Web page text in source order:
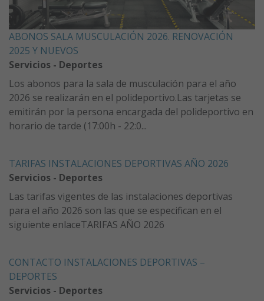
ABONOS SALA MUSCULACIÓN 2026. RENOVACIÓN
2025 Y NUEVOS
Servicios - Deportes
Los abonos para la sala de musculación para el año
2026 se realizarán en el polideportivo.Las tarjetas se
emitirán por la persona encargada del polideportivo en
horario de tarde (17:00h - 22:0...
TARIFAS INSTALACIONES DEPORTIVAS AÑO 2026
Servicios - Deportes
Las tarifas vigentes de las instalaciones deportivas
para el año 2026 son las que se especifican en el
siguiente enlaceTARIFAS AÑO 2026
CONTACTO INSTALACIONES DEPORTIVAS –
DEPORTES
Servicios - Deportes